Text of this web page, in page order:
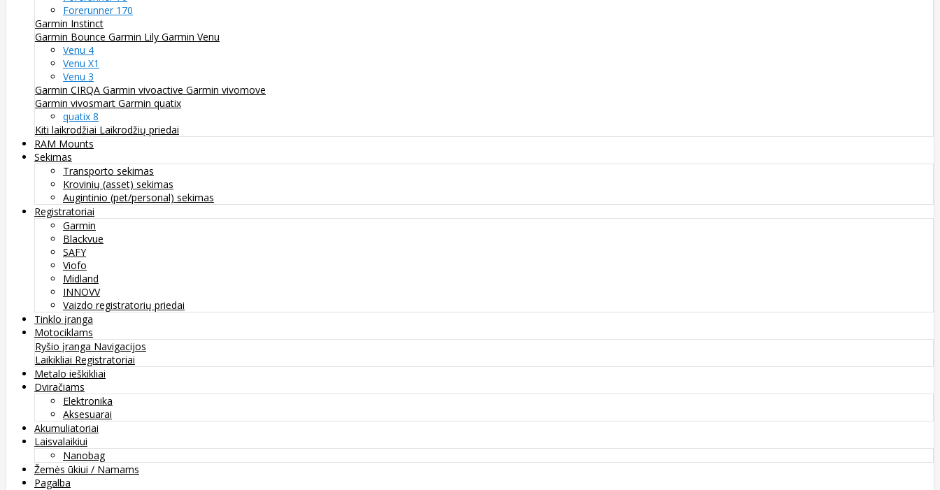
Forerunner 170
Garmin Instinct
Garmin Bounce Garmin Lily Garmin Venu
Venu 4
Venu X1
Venu 3
Garmin CIRQA Garmin vivoactive Garmin vivomove
Garmin vivosmart Garmin quatix
quatix 8
Kiti laikrodžiai Laikrodžių priedai
RAM Mounts
Sekimas
Transporto sekimas
Krovinių (asset) sekimas
Augintinio (pet/personal) sekimas
Registratoriai
Garmin
Blackvue
SAFY
Viofo
Midland
INNOVV
Vaizdo registratorių priedai
Tinklo įranga
Motociklams
Ryšio įranga Navigacijos
Laikikliai Registratoriai
Metalo ieškikliai
Dviračiams
Elektronika
Aksesuarai
Akumuliatoriai
Laisvalaikiui
Nanobag
Žemės ūkiui / Namams
Pagalba